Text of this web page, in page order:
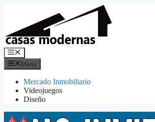
contenido
Menú
Menú
Mercado Inmobiliario
Videojuegos
Diseño